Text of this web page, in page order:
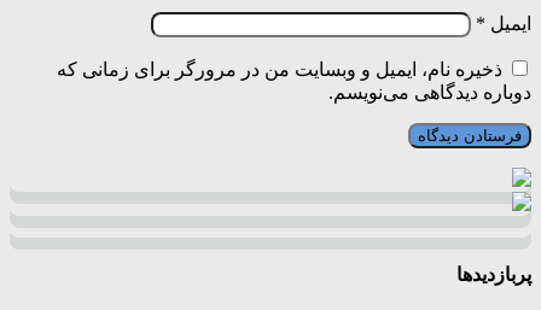
ایمیل *
ذخیره نام، ایمیل و وبسایت من در مرورگر برای زمانی که
دوباره دیدگاهی می‌نویسم.
پربازدیدها